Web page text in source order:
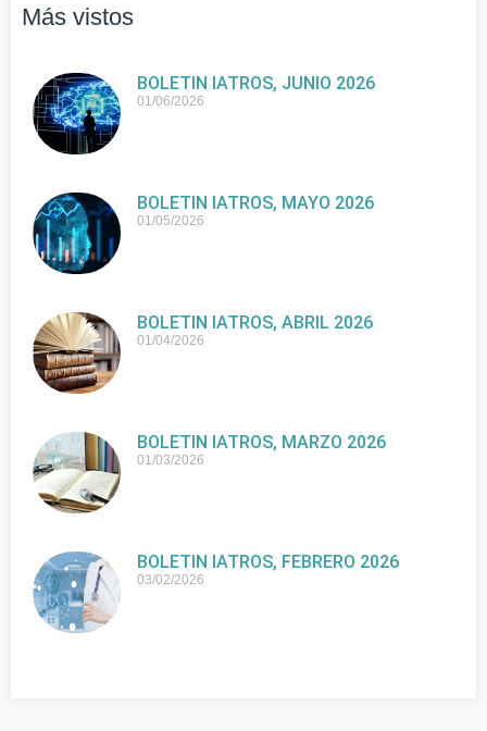
Más vistos
BOLETIN IATROS, JUNIO 2026
01/06/2026
BOLETIN IATROS, MAYO 2026
01/05/2026
BOLETIN IATROS, ABRIL 2026
01/04/2026
BOLETIN IATROS, MARZO 2026
01/03/2026
BOLETIN IATROS, FEBRERO 2026
03/02/2026